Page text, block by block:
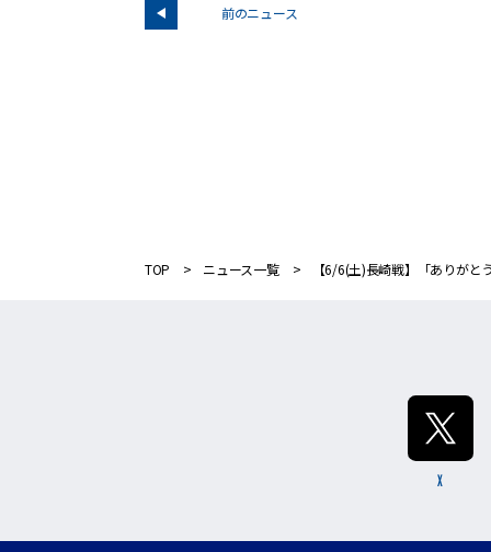
前のニュース
TOP ニュース一覧 【6/6(土)長崎戦】「ありが
X